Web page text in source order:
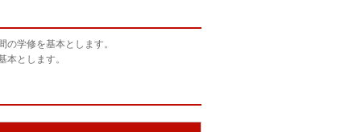
学修を基本とします。
とします。